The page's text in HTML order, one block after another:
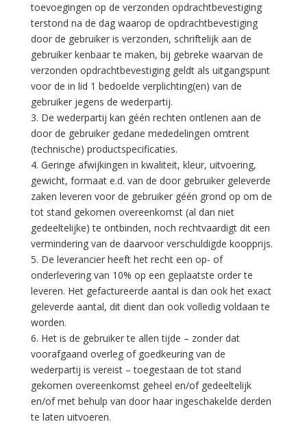
toevoegingen op de verzonden opdrachtbevestiging
terstond na de dag waarop de opdrachtbevestiging
door de gebruiker is verzonden, schriftelijk aan de
gebruiker kenbaar te maken, bij gebreke waarvan de
verzonden opdrachtbevestiging geldt als uitgangspunt
voor de in lid 1 bedoelde verplichting(en) van de
gebruiker jegens de wederpartij.
3. De wederpartij kan géén rechten ontlenen aan de
door de gebruiker gedane mededelingen omtrent
(technische) productspecificaties.
4. Geringe afwijkingen in kwaliteit, kleur, uitvoering,
gewicht, formaat e.d. van de door gebruiker geleverde
zaken leveren voor de gebruiker géén grond op om de
tot stand gekomen overeenkomst (al dan niet
gedeeltelijke) te ontbinden, noch rechtvaardigt dit een
vermindering van de daarvoor verschuldigde koopprijs.
5. De leverancier heeft het recht een op- of
onderlevering van 10% op een geplaatste order te
leveren. Het gefactureerde aantal is dan ook het exact
geleverde aantal, dit dient dan ook volledig voldaan te
worden.
6. Het is de gebruiker te allen tijde – zonder dat
voorafgaand overleg of goedkeuring van de
wederpartij is vereist – toegestaan de tot stand
gekomen overeenkomst geheel en/of gedeeltelijk
en/of met behulp van door haar ingeschakelde derden
te laten uitvoeren.